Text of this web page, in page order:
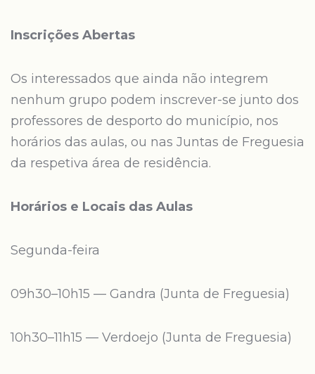
Inscrições Abertas
Os interessados que ainda não integrem
nenhum grupo podem inscrever-se junto dos
professores de desporto do município, nos
horários das aulas, ou nas Juntas de Freguesia
da respetiva área de residência.
Horários e Locais das Aulas
Segunda-feira
09h30–10h15 — Gandra (Junta de Freguesia)
10h30–11h15 — Verdoejo (Junta de Freguesia)